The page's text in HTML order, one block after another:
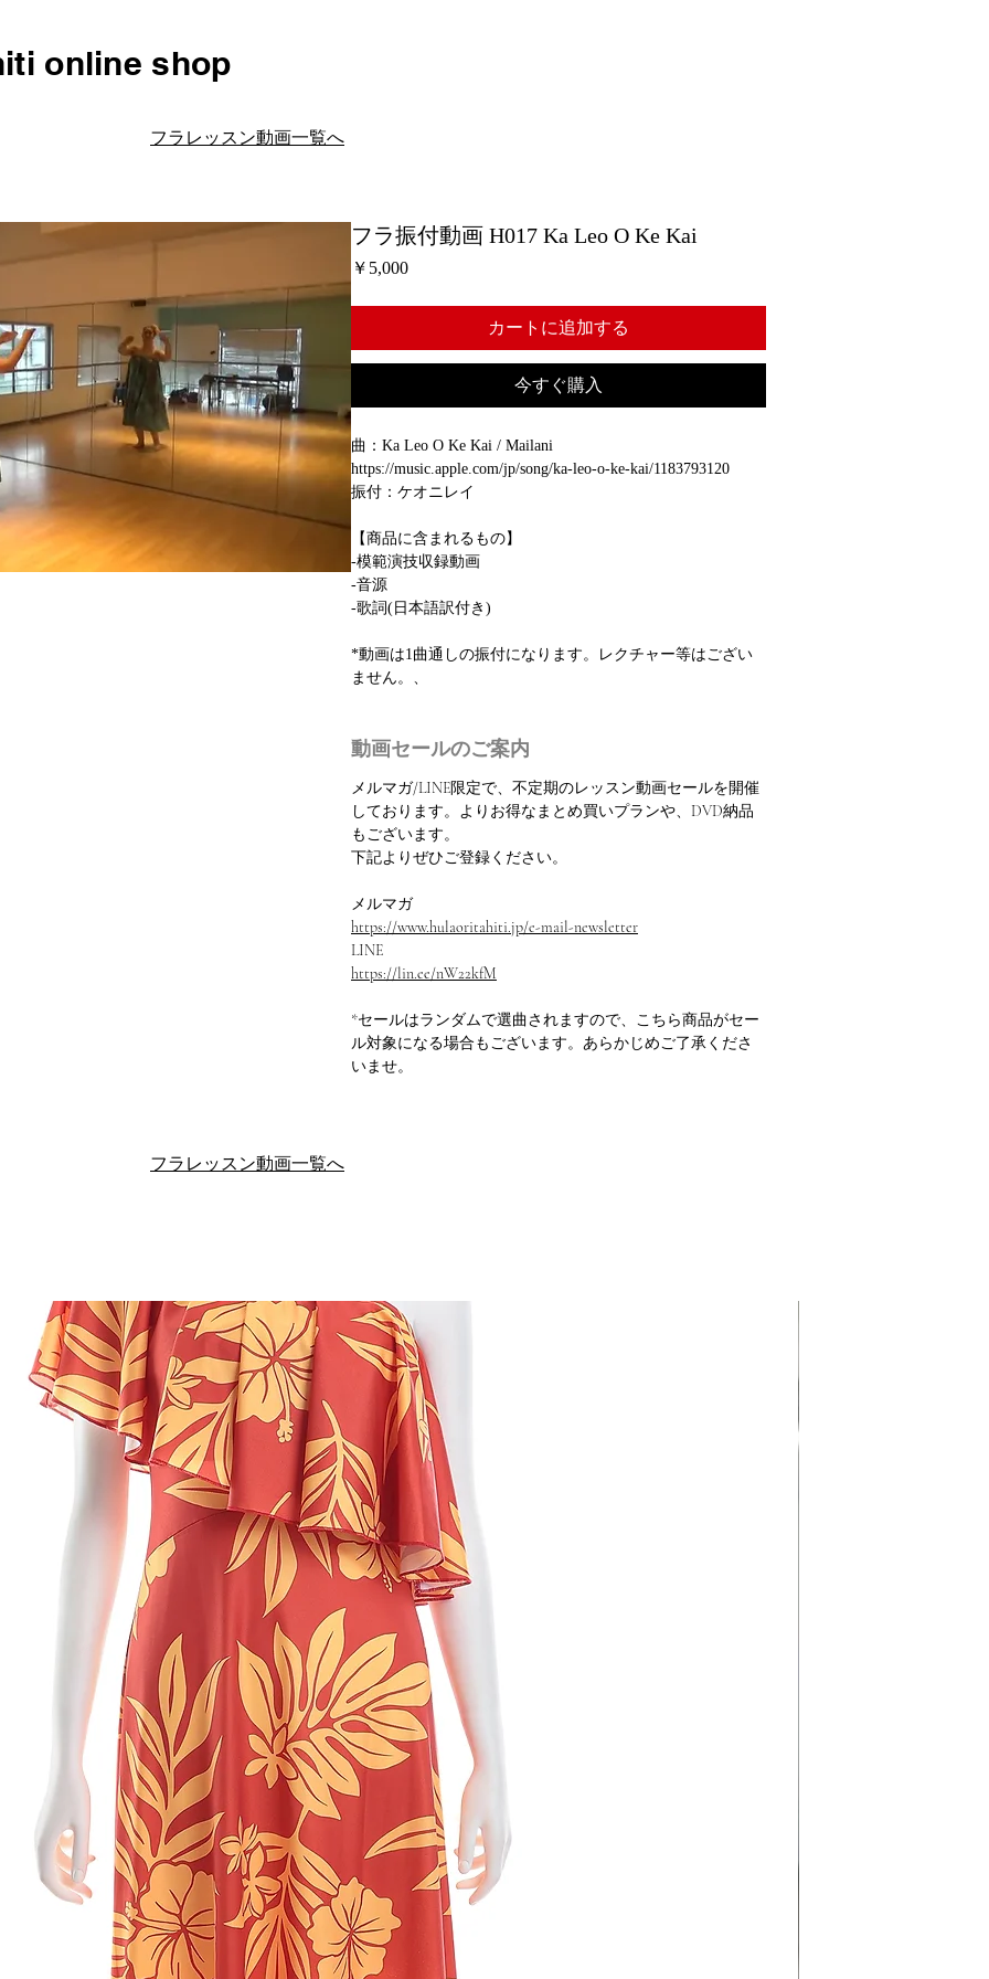
online shop
フラレッスン動画一覧へ
フラ振付動画 H017 Ka Leo O Ke Kai
￥5,000価
カートに追加する
今すぐ購入
曲：Ka Leo O Ke Kai / Mailani
https://music.apple.com/jp/song/ka-leo-o-ke-kai/1183793120
振付：ケオニレイ
【商品に含まれるもの】
-模範演技収録動画
-音源
-歌詞(日本語訳付き)
*動画は1曲通しの振付になります。レクチャー等はござい
ません。、
動画セールのご案内
メルマガ/LINE限定で、不定期のレッスン動画セールを開催
しております。よりお得なまとめ買いプランや、DVD納品
もございます。
下記よりぜひご登録ください。
メルマガ
https://www.hulaoritahiti.jp/e-mail-newsletter
LINE
https://lin.ee/nW22kfM
*セールはランダムで選曲されますので、こちら商品がセー
ル対象になる場合もございます。あらかじめご了承くださ
いませ。
フラレッスン動画一覧へ